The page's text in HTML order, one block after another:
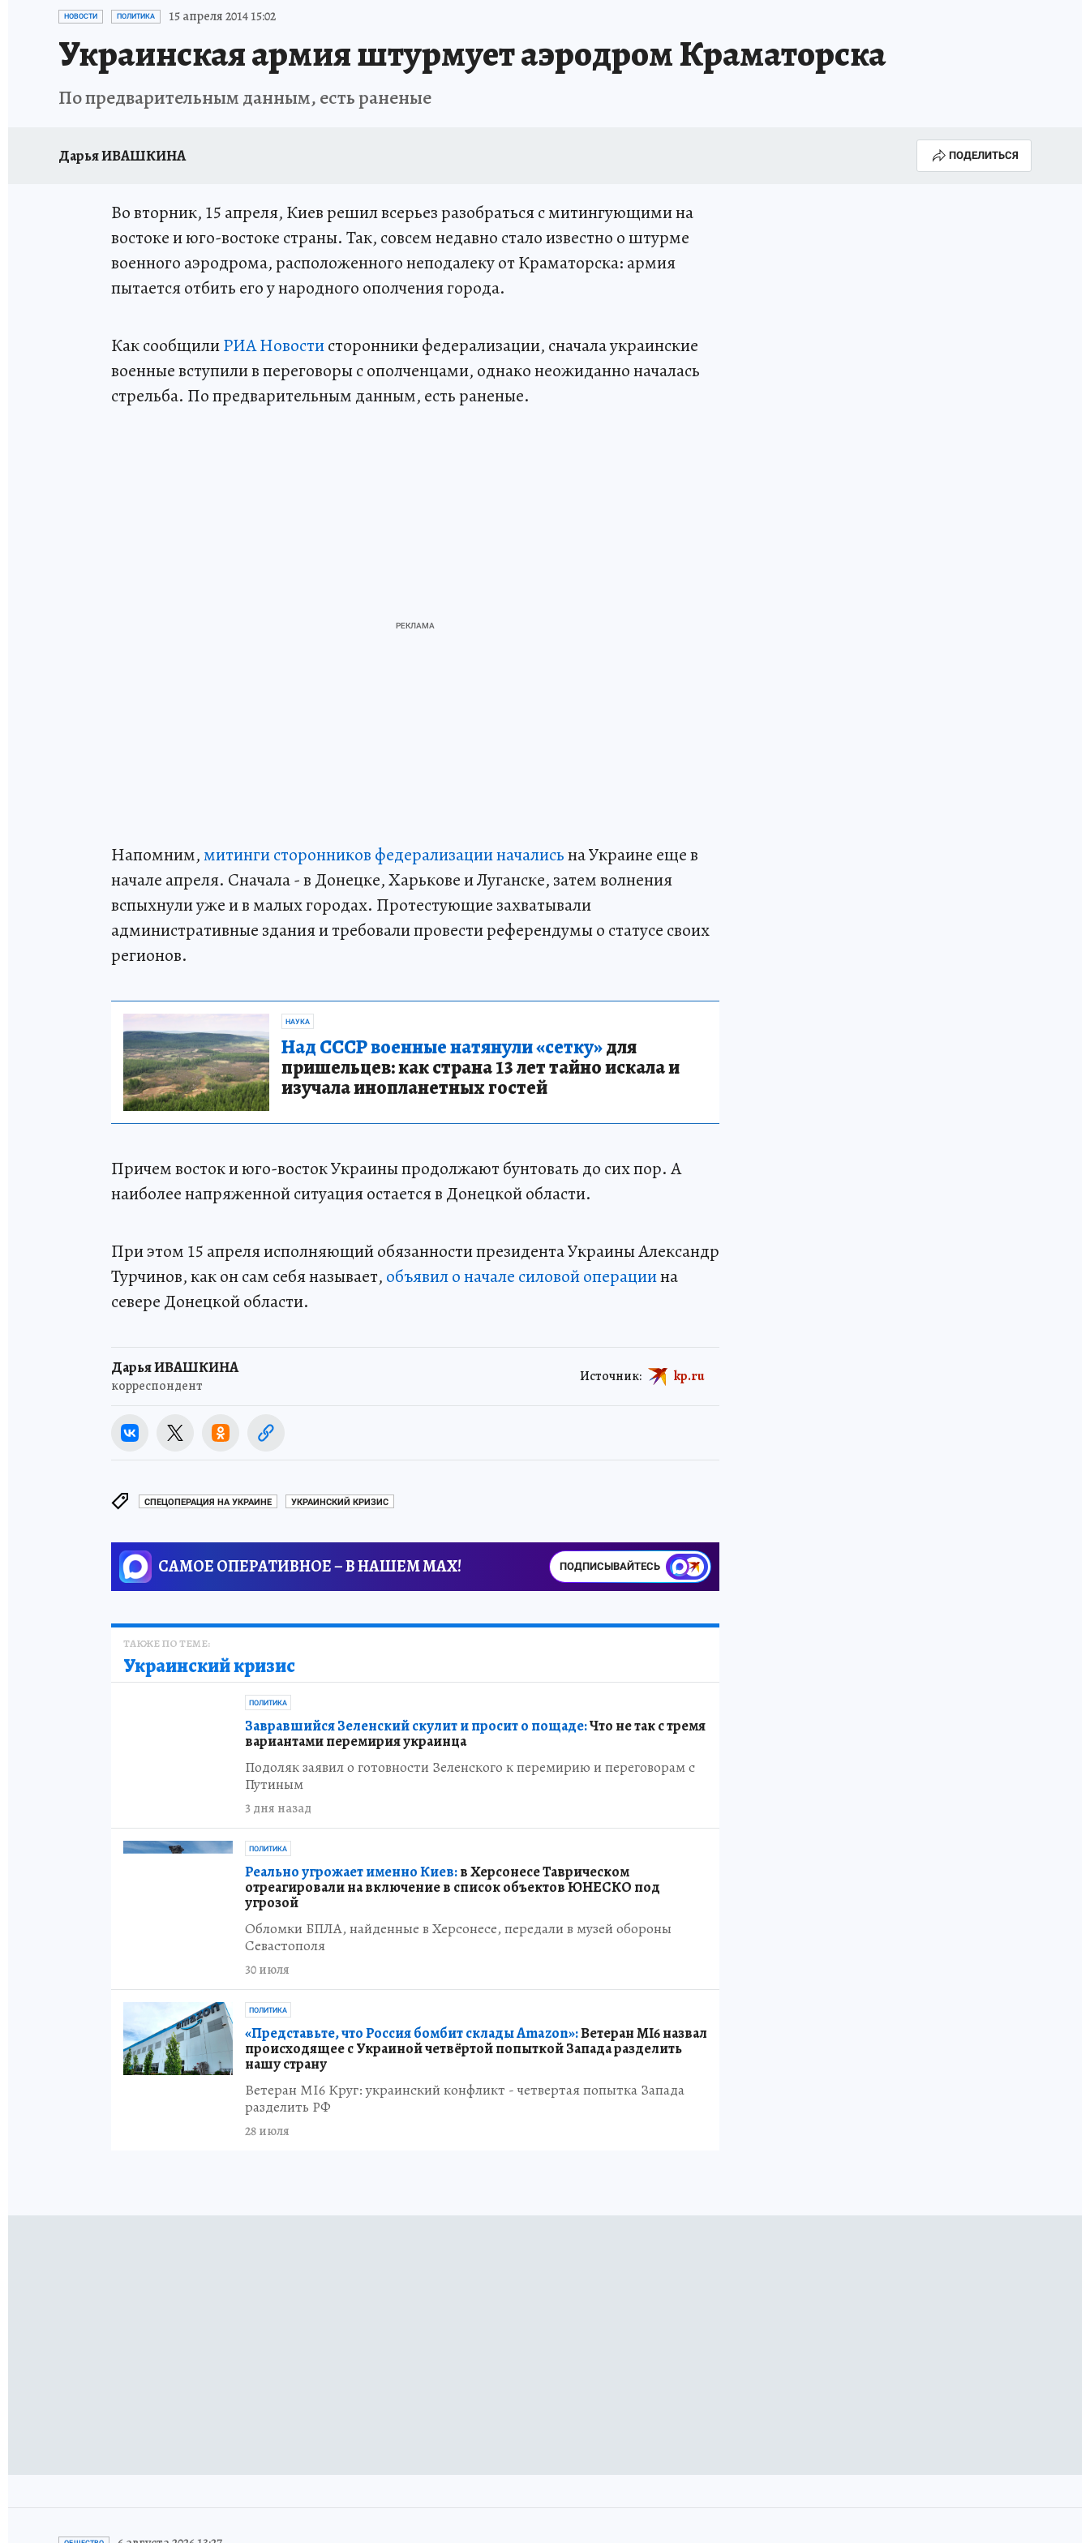
ИСПЫТАНО НА СЕБЕ
НОВОСТИ ПОЛИТИКА 15 апреля 2014 15:02
Украинская армия штурмует аэродром Краматорска
По предварительным данным, есть раненые
Дарья ИВАШКИНА ПОДЕЛИТЬСЯ
Во вторник, 15 апреля, Киев решил всерьез разобраться с митингующими на
востоке и юго-востоке страны. Так, совсем недавно стало известно о штурме
военного аэродрома, расположенного неподалеку от Краматорска: армия
пытается отбить его у народного ополчения города.
Как сообщилиРИА Новостисторонники федерализации, сначала украинские
военные вступили в переговоры с ополченцами, однако неожиданно началась
стрельба. По предварительным данным, есть раненые.
Напомним,митинги сторонников федерализации началисьна Украине еще в
начале апреля. Сначала - в Донецке, Харькове и Луганске, затем волнения
вспыхнули уже и в малых городах. Протестующие захватывали
административные здания и требовали провести референдумы о статусе своих
регионов.
НАУКА
Над СССР военные натянули «сетку»для
пришельцев: как страна 13 лет тайно искала и
изучала инопланетных гостей
Причем восток и юго-восток Украины продолжают бунтовать до сих пор. А
наиболее напряженной ситуация остается в Донецкой области.
При этом 15 апреля исполняющий обязанности президента Украины Александр
Турчинов, как он сам себя называет, объявил о начале силовой операциина
севере Донецкой области.
Дарья ИВАШКИНА
корреспондент
Источник: kp.ru
СПЕЦОПЕРАЦИЯ НА УКРАИНЕ УКРАИНСКИЙ КРИЗИС
САМОЕ ОПЕРАТИВНОЕ – В НАШЕМ MAX! ПОДПИСЫВАЙТЕСЬ
ТАКЖЕ ПО ТЕМЕ:
Украинский кризис
ПОЛИТИКА
Завравшийся Зеленский скулит и просит о пощаде:Что не так с тремя
вариантами перемирия украинца
Подоляк заявил о готовности Зеленского к перемирию и переговорам с
Путиным
3 дня назад
ПОЛИТИКА
Реально угрожает именно Киев:в Херсонесе Таврическом
отреагировали на включение в список объектов ЮНЕСКО под
угрозой
Обломки БПЛА, найденные в Херсонесе, передали в музей обороны
Севастополя
30 июля
ПОЛИТИКА
«Представьте, что Россия бомбит склады Amazon»:Ветеран MI6 назвал
происходящее с Украиной четвёртой попыткой Запада разделить
нашу страну
Ветеран MI6 Круг: украинский конфликт - четвертая попытка Запада
разделить РФ
28 июля